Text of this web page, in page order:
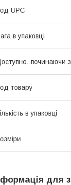
UPC
в упаковці
починаючи з
товару
в упаковці
для